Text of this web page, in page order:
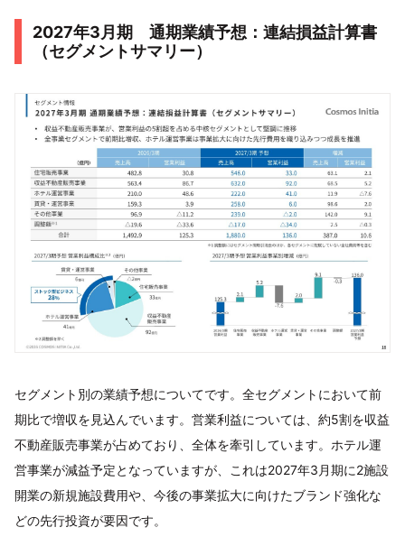
2027年3月期 通期業績予想：連結損益計算書
（セグメントサマリー）
セグメント別の業績予想についてです。全セグメントにおいて前
期比で増収を見込んでいます。営業利益については、約5割を収益
不動産販売事業が占めており、全体を牽引しています。ホテル運
営事業が減益予定となっていますが、これは2027年3月期に2施設
開業の新規施設費用や、今後の事業拡大に向けたブランド強化な
どの先行投資が要因です。